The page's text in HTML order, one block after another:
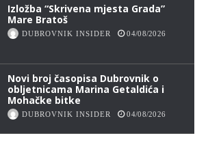
Izložba “Skrivena mjesta Grada”
Mare Bratoš
DUBROVNIK INSIDER 04/08/2026
Novi broj časopisa Dubrovnik o
obljetnicama Marina Getaldića i
Mohačke bitke
DUBROVNIK INSIDER 04/08/2026